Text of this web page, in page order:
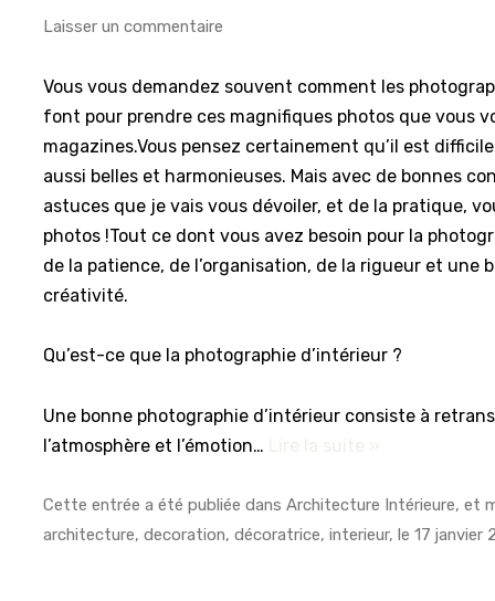
Laisser un commentaire
Vous vous demandez souvent comment les
font pour prendre ces magnifiques photos que vous
magazines.Vous pensez certainement qu’il est
aussi belles et harmonieuses. Mais avec de bonnes
astuces que je vais vous dévoiler, et de la pratique,
photos !Tout ce dont vous avez besoin pour la
de la patience, de l’organisation, de la rigueur et une
créativité.
Qu’est-ce que la photographie d’intérieur ?
Une bonne photographie d’intérieur consiste à
l’atmosphère et l’émotion…
Cette entrée a été publiée dansArchitecture Intérieure, et
architecture,decoration,décoratrice,interieur, le17 janvier